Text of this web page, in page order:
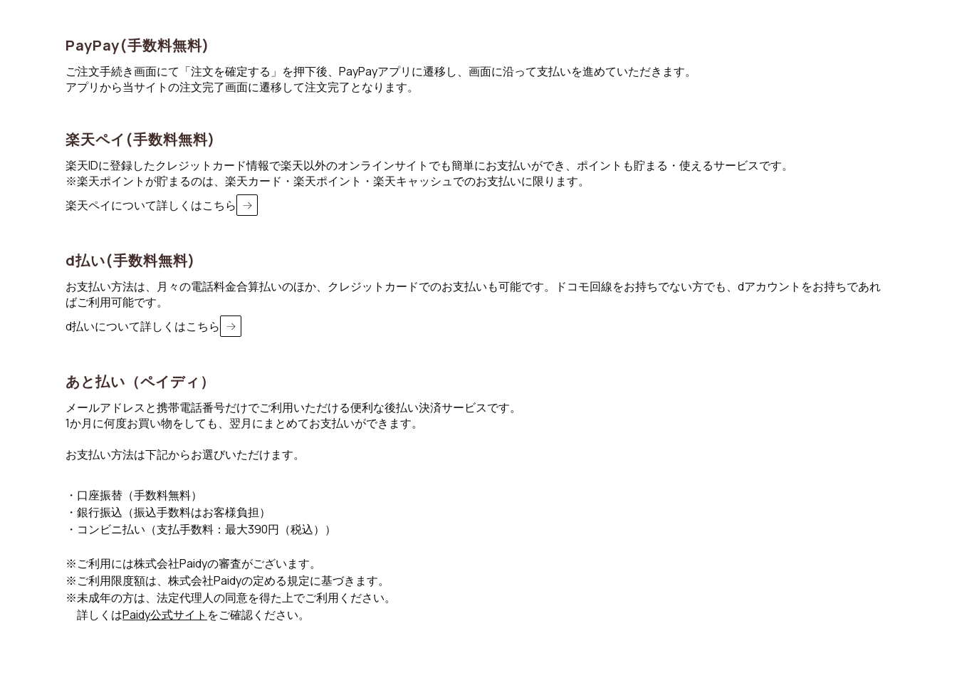
ショッピングカート画面で「amazonアカウントでお支払い」を選択。
STEP2 amazonアカウントにログイン
サインイン画面が表示され、amazonアカウントへサインインしていただくと、購入手続き画面に移動します。
STEP3 注文内容を確認し、完了する
ご注文内容を確認し注文を確定するボタンを押して注文完了です。
会員登録済みのお客さまは「ログインして購入」ボタンを押してください。
PayPay(手数料無料)
ご注文手続き画面にて「注文を確定する」を押下後、PayPayアプリに遷移し、画面に沿って支払いを進めていただきます。
アプリから当サイトの注文完了画面に遷移して注文完了となります。
楽天ペイ(手数料無料)
楽天IDに登録したクレジットカード情報で楽天以外のオンラインサイトでも簡単にお支払いができ、ポイントも貯まる・使えるサービスです。
※楽天ポイントが貯まるのは、楽天カード・楽天ポイント・楽天キャッシュでのお支払いに限ります。
楽天ペイについて詳しくはこちら
d払い(手数料無料)
お支払い方法は、月々の電話料金合算払いのほか、クレジットカードでのお支払いも可能です。ドコモ回線をお持ちでない方でも、dアカウントをお持ちであれ
ばご利用可能です。
d払いについて詳しくはこちら
あと払い（ペイディ）
メールアドレスと携帯電話番号だけでご利用いただける便利な後払い決済サービスです。
1か月に何度お買い物をしても、翌月にまとめてお支払いができます。
お支払い方法は下記からお選びいただけます。
口座振替（手数料無料）
銀行振込（振込手数料はお客様負担）
コンビニ払い（支払手数料：最大390円（税込））
ご利用には株式会社Paidyの審査がございます。
ご利用限度額は、株式会社Paidyの定める規定に基づきます。
未成年の方は、法定代理人の同意を得た上でご利用ください。
詳しくはPaidy公式サイト をご確認ください。